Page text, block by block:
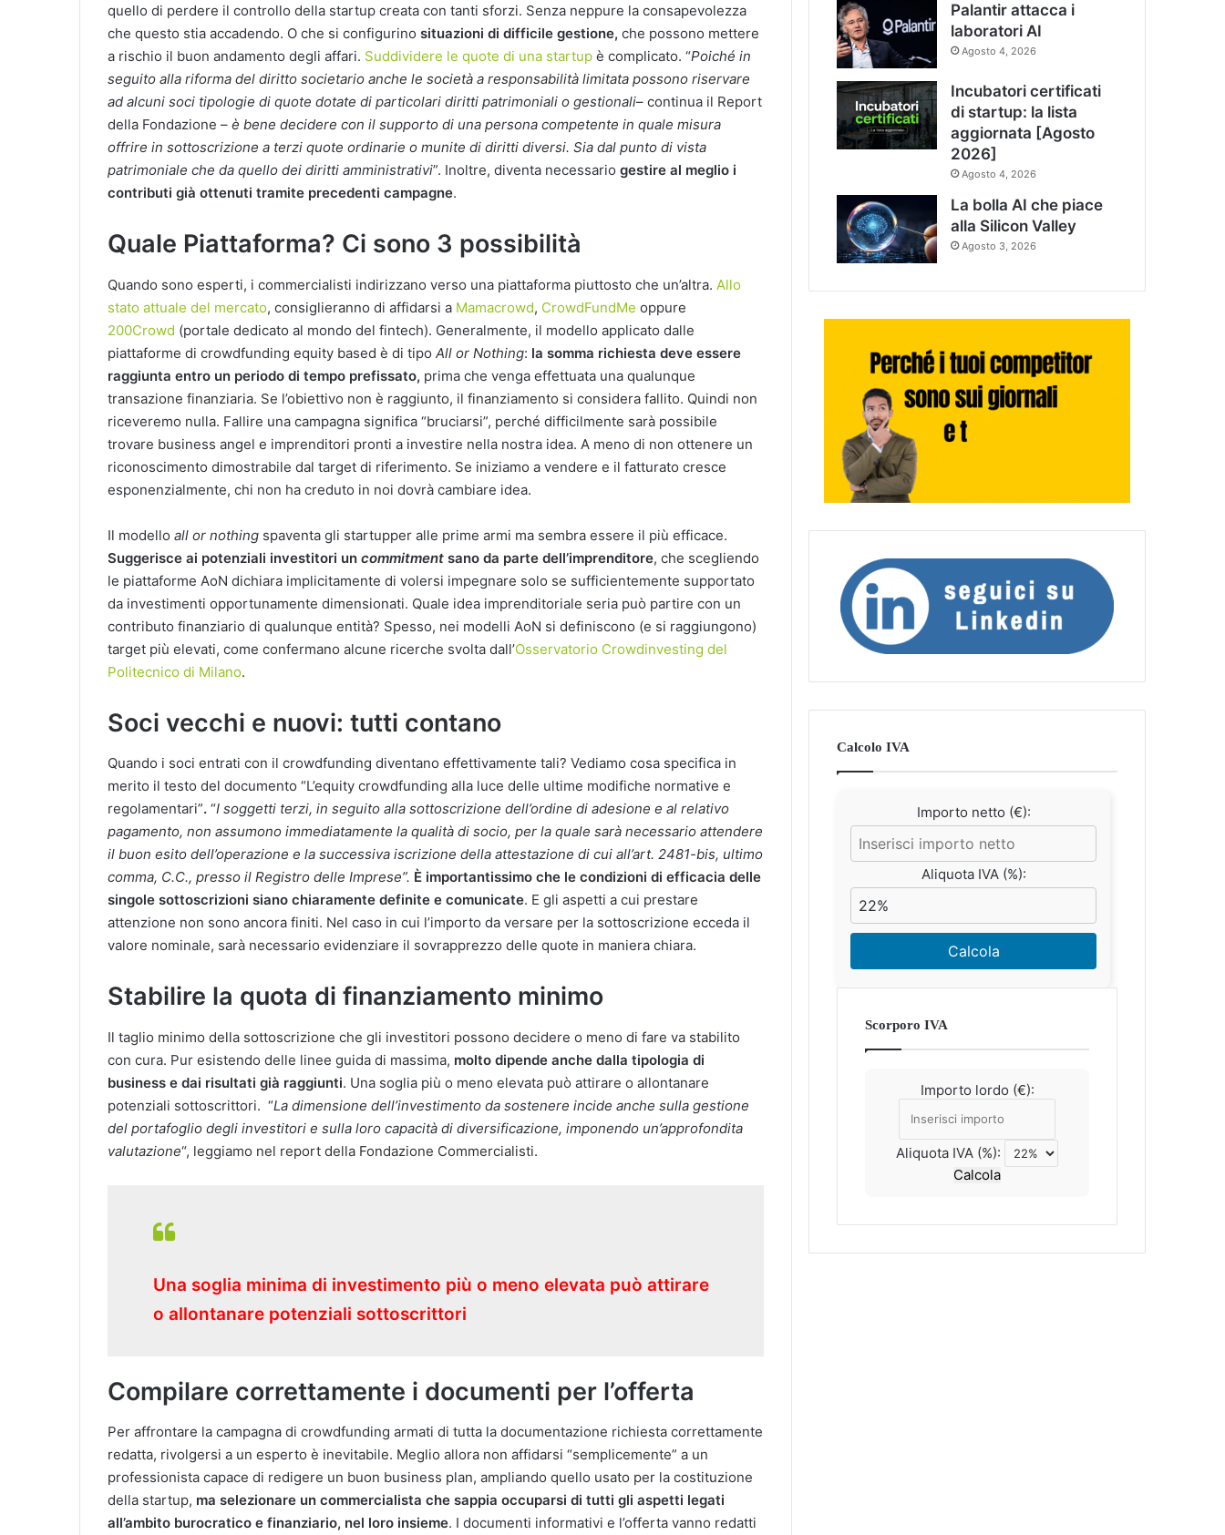
quello di perdere il controllo della startup creata con tanti sforzi. Senza neppure la consapevolezza
che questo stia accadendo. O che si configurino situazioni di difficile gestione, che possono mettere
a rischio il buon andamento degli affari. Suddividere le quote di una startup è complicato. “Poiché in
seguito alla riforma del diritto societario anche le società a responsabilità limitata possono riservare
ad alcuni soci tipologie di quote dotate di particolari diritti patrimoniali o gestionali– continua il Report
della Fondazione – è bene decidere con il supporto di una persona competente in quale misura
offrire in sottoscrizione a terzi quote ordinarie o munite di diritti diversi. Sia dal punto di vista
patrimoniale che da quello dei diritti amministrativi”. Inoltre, diventa necessario gestire al meglio i
contributi già ottenuti tramite precedenti campagne.
Quale Piattaforma? Ci sono 3 possibilità
Quando sono esperti, i commercialisti indirizzano verso una piattaforma piuttosto che un’altra. Allo
stato attuale del mercato, consiglieranno di affidarsi a Mamacrowd, CrowdFundMe oppure
200Crowd (portale dedicato al mondo del fintech). Generalmente, il modello applicato dalle
piattaforme di crowdfunding equity based è di tipo All or Nothing: la somma richiesta deve essere
raggiunta entro un periodo di tempo prefissato, prima che venga effettuata una qualunque
transazione finanziaria. Se l’obiettivo non è raggiunto, il finanziamento si considera fallito. Quindi non
riceveremo nulla. Fallire una campagna significa “bruciarsi”, perché difficilmente sarà possibile
trovare business angel e imprenditori pronti a investire nella nostra idea. A meno di non ottenere un
riconoscimento dimostrabile dal target di riferimento. Se iniziamo a vendere e il fatturato cresce
esponenzialmente, chi non ha creduto in noi dovrà cambiare idea.
Il modello all or nothing spaventa gli startupper alle prime armi ma sembra essere il più efficace.
Suggerisce ai potenziali investitori un commitment sano da parte dell’imprenditore, che scegliendo
le piattaforme AoN dichiara implicitamente di volersi impegnare solo se sufficientemente supportato
da investimenti opportunamente dimensionati. Quale idea imprenditoriale seria può partire con un
contributo finanziario di qualunque entità? Spesso, nei modelli AoN si definiscono (e si raggiungono)
target più elevati, come confermano alcune ricerche svolta dall’Osservatorio Crowdinvesting del
Politecnico di Milano.
Soci vecchi e nuovi: tutti contano
Quando i soci entrati con il crowdfunding diventano effettivamente tali? Vediamo cosa specifica in
merito il testo del documento “L’equity crowdfunding alla luce delle ultime modifiche normative e
regolamentari”. “I soggetti terzi, in seguito alla sottoscrizione dell’ordine di adesione e al relativo
pagamento, non assumono immediatamente la qualità di socio, per la quale sarà necessario attendere
il buon esito dell’operazione e la successiva iscrizione della attestazione di cui all’art. 2481-bis, ultimo
comma, C.C., presso il Registro delle Imprese”. È importantissimo che le condizioni di efficacia delle
singole sottoscrizioni siano chiaramente definite e comunicate. E gli aspetti a cui prestare
attenzione non sono ancora finiti. Nel caso in cui l’importo da versare per la sottoscrizione ecceda il
valore nominale, sarà necessario evidenziare il sovrapprezzo delle quote in maniera chiara.
Stabilire la quota di finanziamento minimo
Il taglio minimo della sottoscrizione che gli investitori possono decidere o meno di fare va stabilito
con cura. Pur esistendo delle linee guida di massima, molto dipende anche dalla tipologia di
business e dai risultati già raggiunti. Una soglia più o meno elevata può attirare o allontanare
potenziali sottoscrittori. “La dimensione dell’investimento da sostenere incide anche sulla gestione
del portafoglio degli investitori e sulla loro capacità di diversificazione, imponendo un’approfondita
valutazione“, leggiamo nel report della Fondazione Commercialisti.
Una soglia minima di investimento più o meno elevata può attirare
o allontanare potenziali sottoscrittori
Compilare correttamente i documenti per l’offerta
Per affrontare la campagna di crowdfunding armati di tutta la documentazione richiesta correttamente
redatta, rivolgersi a un esperto è inevitabile. Meglio allora non affidarsi “semplicemente” a un
professionista capace di redigere un buon business plan, ampliando quello usato per la costituzione
della startup, ma selezionare un commercialista che sappia occuparsi di tutti gli aspetti legati
all’ambito burocratico e finanziario, nel loro insieme. I documenti informativi e l’offerta vanno redatti
Palantir attacca i
laboratori AI
Agosto 4, 2026
Incubatori certificati
di startup: la lista
aggiornata [Agosto
2026]
Agosto 4, 2026
La bolla AI che piace
alla Silicon Valley
Agosto 3, 2026
Calcolo IVA
Importo netto (€):
Aliquota IVA (%):
Calcola
Scorporo IVA
Importo lordo (€):
Aliquota IVA (%):
Calcola